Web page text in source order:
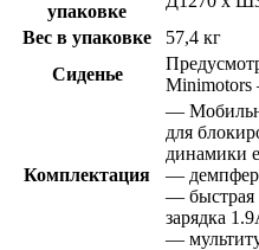
упаковке
Вес в упаковке
57,4 кг
Сиденье
Minimotors
Комплектация
—
для
динамики
— демпфер
— быстрая
зарядка
—